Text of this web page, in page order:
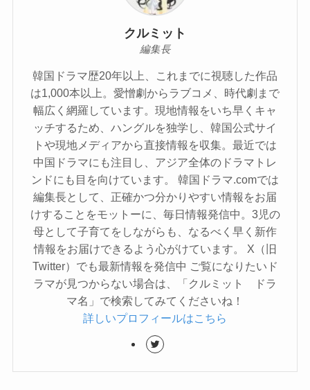
クルミット
編集長
韓国ドラマ歴20年以上、これまでに視聴した作品
は1,000本以上。愛憎劇からラブコメ、時代劇まで
幅広く網羅しています。現地情報をいち早くキャ
ッチするため、ハングルを独学し、韓国公式サイ
トや現地メディアから直接情報を収集。最近では
中国ドラマにも注目し、アジア全体のドラマトレ
ンドにも目を向けています。 韓国ドラマ.comでは
編集長として、正確かつ分かりやすい情報をお届
けすることをモットーに、毎日情報発信中。3児の
母として子育てをしながらも、なるべく早く新作
情報をお届けできるよう心がけています。 X（旧
Twitter）でも最新情報を発信中 ご覧になりたいド
ラマが見つからない場合は、「クルミット ドラ
マ名」で検索してみてくださいね！
詳しいプロフィールはこちら